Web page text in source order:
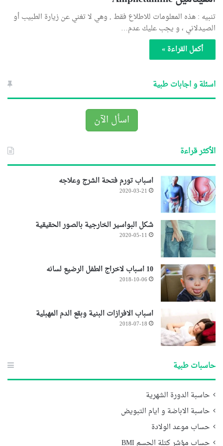
تنبيه : هذه المعلومات للاطلاع فقط , وهي لا تغني عن زيارة الطبيب أو
الصيدلاني ، و يجب عليك عدم…
أكمل القراءة »
اسئلة و اجابات طبية
اسأل الآن
الأكثر قراءة
اسباب تورم فتحة الشرج وعلاجه
2020-03-21
شكل البواسير الخارجية بالصور الحقيقية
2020-05-11
10 اسباب لاخراج الطفل الرضيع لسانه
2018-10-06
اسباب الافرازات البنية وبقع الدم المهبلية
2018-07-18
حاسبات طبية
حاسبة الدورة الشهرية
حاسبة الاباضة و ايام التبويض
حساب موعد الولادة